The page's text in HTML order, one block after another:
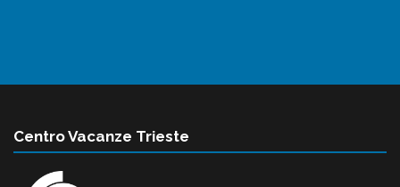
Centro Vacanze Trieste